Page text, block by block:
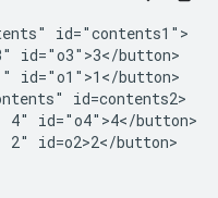
id="contents1">
id="o3">3</button>
id="o1">1</button>
id=contents2>
4" id="o4">4</button>
2" id=o2>2</button>